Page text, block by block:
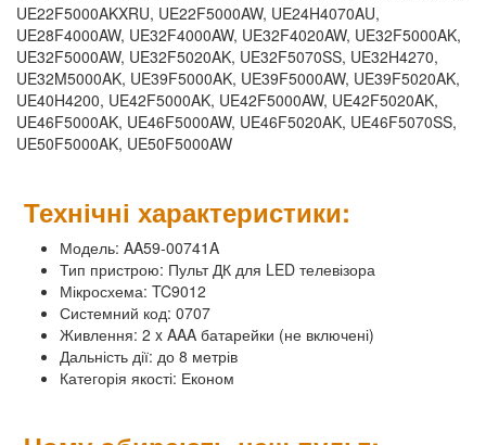
UE22F5000AKXRU, UE22F5000AW, UE24H4070AU,
UE28F4000AW, UE32F4000AW, UE32F4020AW, UE32F5000AK,
UE32F5000AW, UE32F5020AK, UE32F5070SS, UE32H4270,
UE32M5000AK, UE39F5000AK, UE39F5000AW, UE39F5020AK,
UE40H4200, UE42F5000AK, UE42F5000AW, UE42F5020AK,
UE46F5000AK, UE46F5000AW, UE46F5020AK, UE46F5070SS,
UE50F5000AK, UE50F5000AW
Технічні характеристики:
Модель: AA59-00741A
Тип пристрою: Пульт ДК для LED телевізора
Мікросхема: TC9012
Системний код: 0707
Живлення: 2 x AAA батарейки (не включені)
Дальність дії: до 8 метрів
Категорія якості: Економ